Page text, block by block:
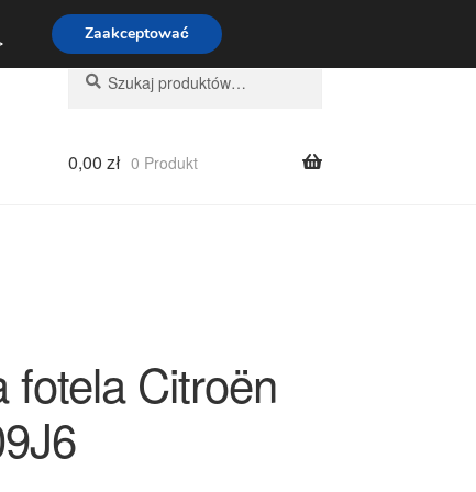
16:00800 003 167
Szukaj:
Szukaj
0,00 zł 0 Produkt
fotela Citroën
Zaakceptować